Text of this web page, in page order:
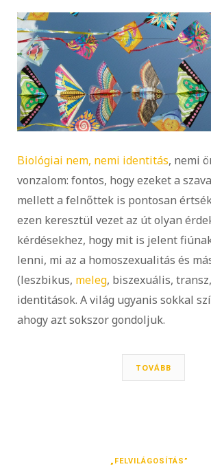
Biológiai nem, nemi identitás, nemi
vonzalom: fontos, hogy ezeket a
mellett a felnőttek is pontosan
ezen keresztül vezet az út olyan
kérdésekhez, hogy mit is jelent
lenni, mi az a homoszexualitás és
(leszbikus, meleg, biszexuális,
identitások. A világ ugyanis sokkal
ahogy azt sokszor gondoljuk.
TOVÁBB
„FELVILÁGOSÍTÁS”